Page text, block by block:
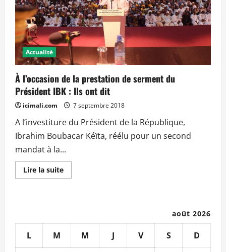
Actualité
À l’occasion de la prestation de serment du
Président IBK : Ils ont dit
icimali.com 7 septembre 2018
A l’investiture du Président de la République,
Ibrahim Boubacar Kéïta, réélu pour un second
mandat à la...
Lire la suiteEn
savoir
prestation
serment
du
août 2026
L M M J V S D